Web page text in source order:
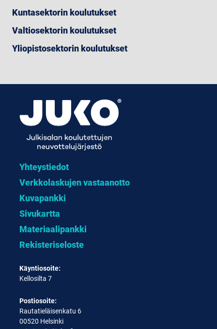
Kuntasektorin koulutukset
Valtiosektorin koulutukset
Yliopistosektorin koulutukset
Yhteystiedot
Verkkolaskujen vastaanotto
Kuvapankki
Sivukartta
Materiaalipankki
Rekisteriseloste
Käyntiosoite:
Kellosilta 7
Postiosoite:
Rautatieläisenkatu 6
00520 Helsinki